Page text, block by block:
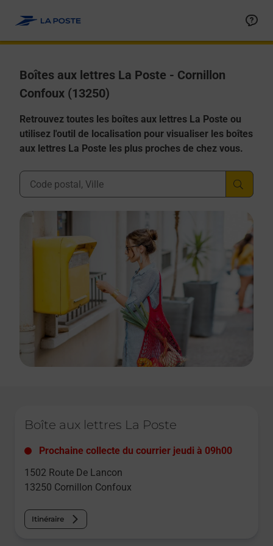
Boîtes aux lettres La Poste - Cornillon
Confoux (13250)
Retrouvez toutes les boîtes aux lettres La Poste ou
utilisez l'outil de localisation pour visualiser les boîtes
aux lettres La Poste les plus proches de chez vous.
Ville, Département, Code Postal
Boîte aux lettres La Poste
Prochaine collecte du courrier jeudi à 09h00
1502 Route De Lancon
13250 Cornillon Confoux
Itinéraire